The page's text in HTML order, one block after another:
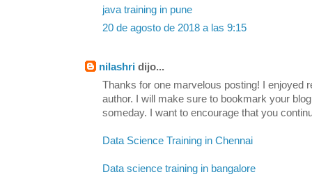
java training in pune
20 de agosto de 2018 a las 9:15
nilashri dijo...
Thanks for one marvelous posting! I enjoyed
author. I will make sure to bookmark your
someday. I want to encourage that you
Data Science Training in Chennai
Data science training in bangalore